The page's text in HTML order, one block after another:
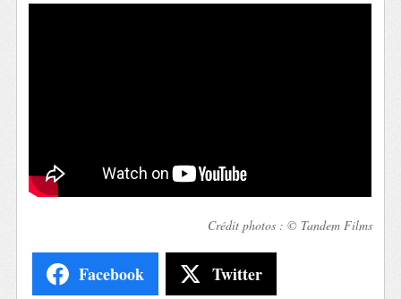
Crédit photos : © Tandem Films
Facebook Twitter